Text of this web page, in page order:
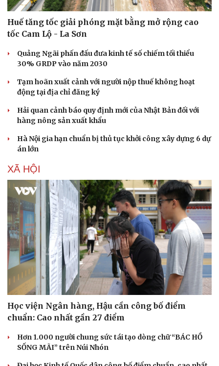
Cải chính
Huế tăng tốc giải phóng mặt bằng mở rộng cao
tốc Cam Lộ - La Sơn
Quảng Ngãi phấn đấu đưa kinh tế số chiếm tối thiểu
30% GRDP vào năm 2030
Tạm hoãn xuất cảnh với người nộp thuế không hoạt
động tại địa chỉ đăng ký
Hải quan cảnh báo quy định mới của Nhật Bản đối với
hàng nông sản xuất khẩu
Hà Nội gia hạn chuẩn bị thủ tục khởi công xây dựng 6 dự
án lớn
XÃ HỘI
Học viện Ngân hàng, Hậu cần công bố điểm
chuẩn: Cao nhất gần 27 điểm
Hơn 1.000 người chung sức tái tạo dòng chữ “BÁC HỒ
SỐNG MÃI” trên Núi Nhón